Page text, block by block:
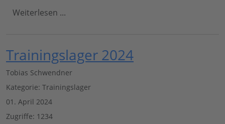
Weiterlesen ...
Trainingslager 2024
Tobias Schwendner
Kategorie: Trainingslager
01. April 2024
Zugriffe: 1234